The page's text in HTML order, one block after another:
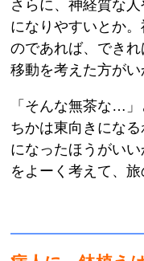
さらに、神経質な
になりやすいとか
のであれば、でき
移動を考えた方がい
「そんな無茶な…
ちかは東向きにな
になったほうがい
をよーく考えて、旅